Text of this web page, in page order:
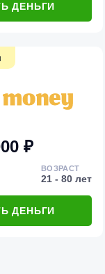
ДЕНЬГИ
₽
ВОЗРАСТ
21 - 80 лет
ДЕНЬГИ